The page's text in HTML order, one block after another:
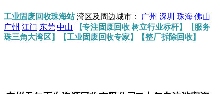
工业固废回收珠海站湾区及周边城市： 广州 深圳 珠海 佛山
广州 江门 东莞 中山
【专注固废回收 树立行业标杆】【服务
珠三角大湾区】【工业固废回收专家】【整厂拆除回收】